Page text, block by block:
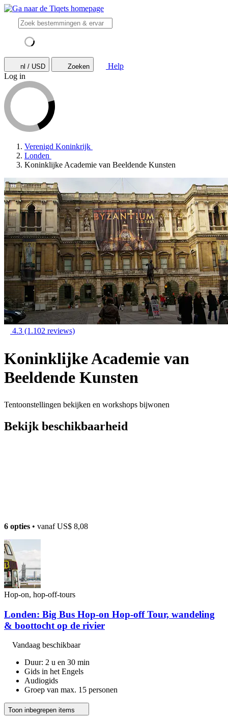
nl / USD Zoeken
Help
Log in
Verenigd Koninkrijk
Londen
Koninklijke Academie van Beeldende Kunsten
4.3 (1.102 reviews)
Koninklijke Academie van
Beeldende Kunsten
Tentoonstellingen bekijken en workshops bijwonen
Bekijk beschikbaarheid
6 opties • vanafUS$ 8,08
Hop-on, hop-off-tours
Londen: Big Bus Hop-on Hop-off Tour, wandeling
& boottocht op de rivier
Vandaag beschikbaar
Duur: 2 u en 30 min
Gids in het Engels
Audiogids
Groep van max. 15 personen
Toon inbegrepen items